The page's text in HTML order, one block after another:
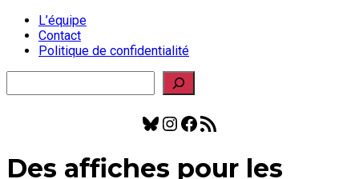
L’équipe
Contact
Politique de confidentialité
Bluesky
Instagram
Facebook
Flux RSS
Des affiches pour les